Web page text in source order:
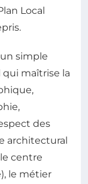
Local
simple
qui maîtrise la
des
architectural
centre
le métier